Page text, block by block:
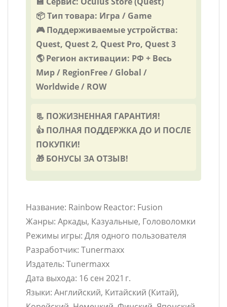
📦 Тип товара: Игра / Game
🎮 Поддерживаемые устройства:
Quest, Quest 2, Quest Pro, Quest 3
🌎 Регион активации: РФ + Весь
Мир / RegionFree / Global /
Worldwide / ROW
📃 ПОЖИЗНЕННАЯ ГАРАНТИЯ!
👍 ПОЛНАЯ ПОДДЕРЖКА ДО И ПОСЛЕ
ПОКУПКИ!
🎁 БОНУСЫ ЗА ОТЗЫВ!
Название: Rainbow Reactor: Fusion
Жанры: Аркады, Казуальные, Головоломки
Режимы игры: Для одного пользователя
Разработчик: Tunermaxx
Издатель: Tunermaxx
Дата выхода: 16 сен 2021 г.
Языки: Английский, Китайский (Китай),